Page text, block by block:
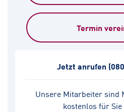
Termin
Unsere Mitarbeiter sind
kostenlos für
Jetzt anrufen